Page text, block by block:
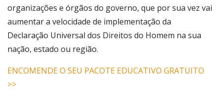
organizações e órgãos do governo, que por sua vez vai
aumentar a velocidade de implementação da
Declaração Universal dos Direitos do Homem na sua
nação, estado ou região.
ENCOMENDE O SEU PACOTE EDUCATIVO GRATUITO
>>